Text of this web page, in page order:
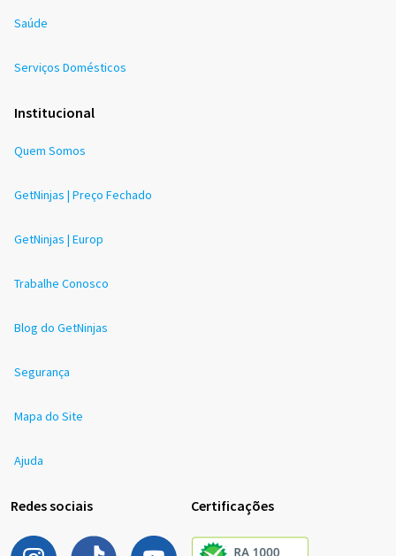
Saúde
Serviços Domésticos
Institucional
Quem Somos
GetNinjas | Preço Fechado
GetNinjas | Europ
Trabalhe Conosco
Blog do GetNinjas
Segurança
Mapa do Site
Ajuda
Redes sociais Certificações